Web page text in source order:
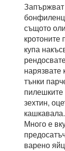
същото
кротоните
купа
нарязвате
тънки
зехтин,
кашкавала.
Много е
варено